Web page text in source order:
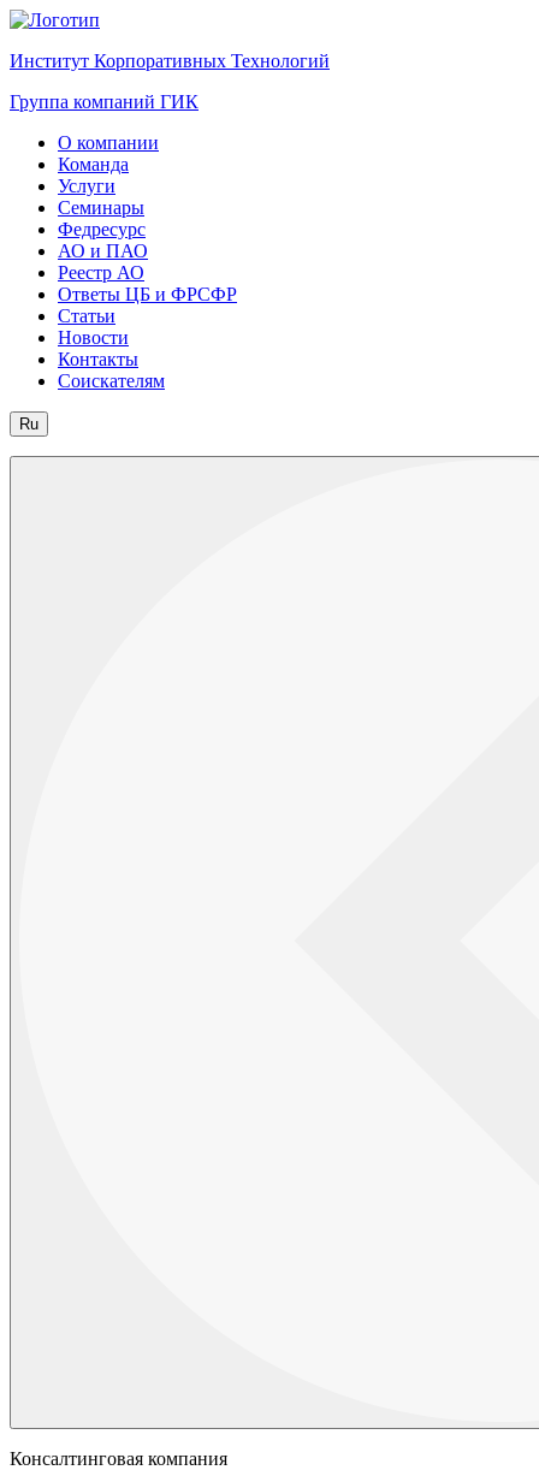
Институт Корпоративных Технологий
Группа компаний ГИК
О компании
Команда
Услуги
Семинары
Федресурс
АО и ПАО
Реестр АО
Ответы ЦБ и ФРСФР
Статьи
Новости
Контакты
Соискателям
Ru
Консалтинговая компания